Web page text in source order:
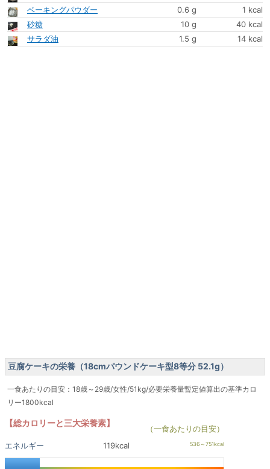
ベーキングパウダー
0.6 g
1 kcal
砂糖
10 g
40 kcal
サラダ油
1.5 g 14 kcal
豆腐ケーキの栄養（18cmパウンドケーキ型8等分 52.1g）
一食あたりの目安：18歳～29歳/女性/51kg/必要栄養量暫定値算出の基準カロ
リー1800kcal
【総カロリーと三大栄養素】
（一食あたりの目安）
エネルギー
119kcal